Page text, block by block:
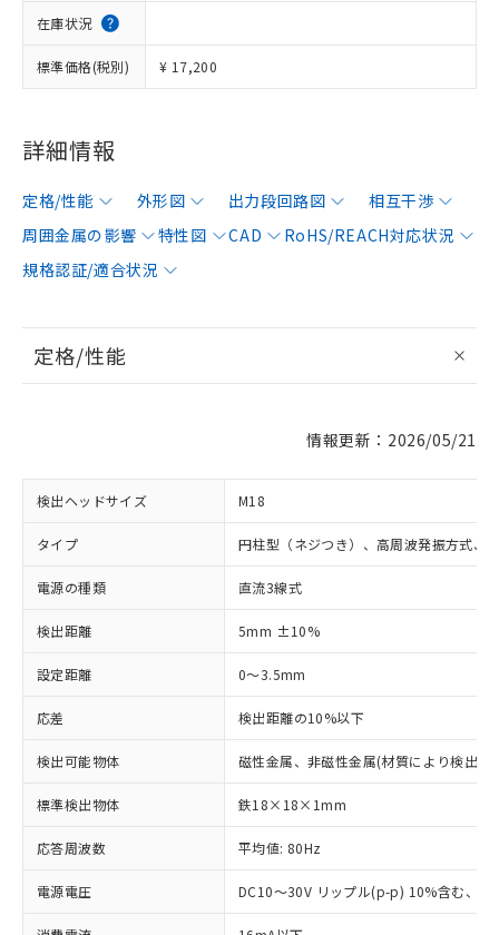
在庫状況
標準価格(税別) ¥ 17,200
詳細情報
定格/性能 外形図 出力段回路図
相互干渉
周囲金属の影響
特性図 CAD
RoHS/REACH対応状況
規格認証/適合状況
定格/性能
情報更新：2026/05/21
検出ヘッドサイズ M18
タイプ 円柱型（ネジつき）、高周波発振方式、
電源の種類 直流3線式
検出距離 5mm ±10%
設定距離 0～3.5mm
応差 検出距離の10%以下
検出可能物体 磁性金属、非磁性金属(材質により検出距
標準検出物体 鉄18×18×1mm
応答周波数 平均値: 80Hz
電源電圧 DC10～30V リップル(p-p) 10%含む、